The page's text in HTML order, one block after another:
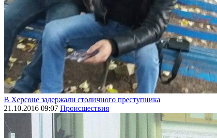
В Херсоне задержали столичного преступника
21.10.2016 09:07 Происшествия